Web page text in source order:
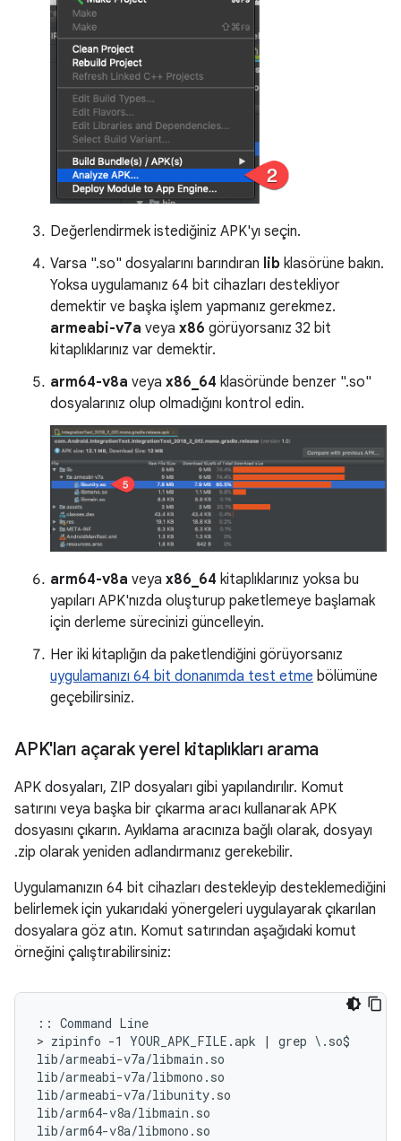
Değerlendirmek istediğiniz APK'yı seçin.
Varsa ".so" dosyalarını barındıran lib klasörüne bakın.
Yoksa uygulamanız 64 bit cihazları destekliyor
demektir ve başka işlem yapmanız gerekmez.
armeabi-v7a veya x86 görüyorsanız 32 bit
kitaplıklarınız var demektir.
arm64-v8a veya x86_64 klasöründe benzer ".so"
dosyalarınız olup olmadığını kontrol edin.
arm64-v8a veya x86_64 kitaplıklarınız yoksa bu
yapıları APK'nızda oluşturup paketlemeye başlamak
için derleme sürecinizi güncelleyin.
Her iki kitaplığın da paketlendiğini görüyorsanız
uygulamanızı 64 bit donanımda test etme bölümüne
geçebilirsiniz.
APK'ları açarak yerel kitaplıkları arama
APK dosyaları, ZIP dosyaları gibi yapılandırılır. Komut
satırını veya başka bir çıkarma aracı kullanarak APK
dosyasını çıkarın. Ayıklama aracınıza bağlı olarak, dosyayı
.zip olarak yeniden adlandırmanız gerekebilir.
Uygulamanızın 64 bit cihazları destekleyip desteklemediğini
belirlemek için yukarıdaki yönergeleri uygulayarak çıkarılan
dosyalara göz atın. Komut satırından aşağıdaki komut
örneğini çalıştırabilirsiniz:
:: Command Line
> zipinfo -1 YOUR_APK_FILE.apk | grep \.so$
lib/armeabi-v7a/libmain.so
lib/armeabi-v7a/libmono.so
lib/armeabi-v7a/libunity.so
lib/arm64-v8a/libmain.so
lib/arm64-v8a/libmono.so